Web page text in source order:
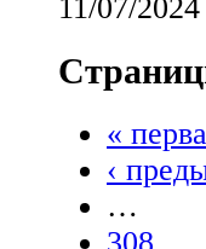
11/07/
«
‹
…
308